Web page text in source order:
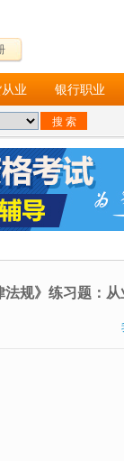
业 银行职业
规》练习题：